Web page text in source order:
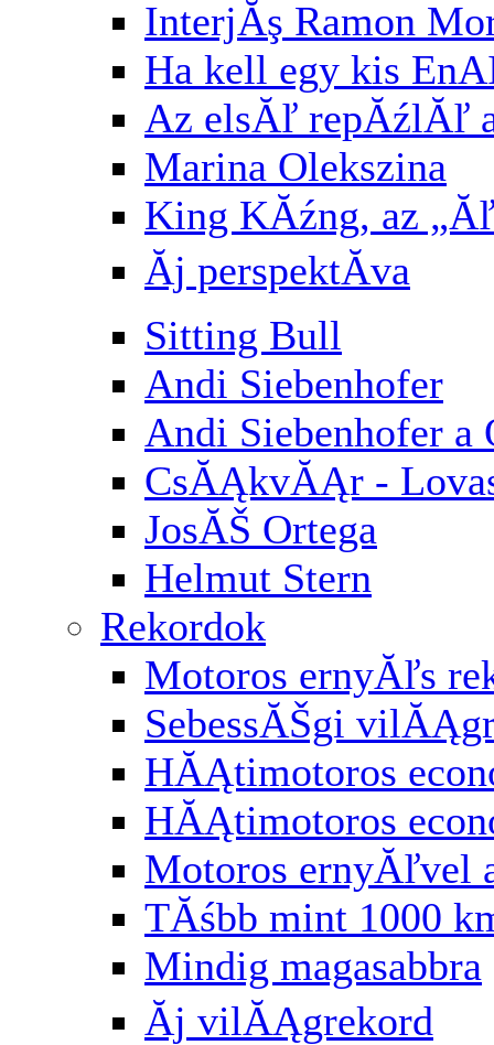
InterjĂş Ramon
Ha kell egy kis
Az elsĂľ repĂźlĂľ
Marina Olekszina
King KĂźng, az
Ăj perspektĂ­va
Sitting Bull
Andi Siebenhofer
Andi Siebenhofer
CsĂĄkvĂĄr -
JosĂŠ Ortega
Helmut Stern
Rekordok
Motoros ernyĂľs
SebessĂŠgi
HĂĄtimotoros
HĂĄtimotoros
Motoros ernyĂľvel
TĂśbb mint 1000
Mindig magasabbra
Ăj vilĂĄgrekord